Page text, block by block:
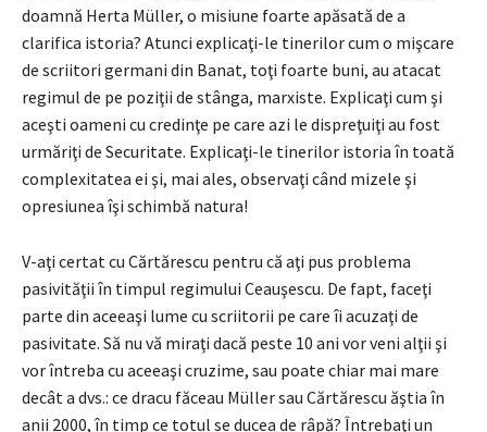
doamnă Herta Müller, o misiune foarte apăsată de a
clarifica istoria? Atunci explicaţi-le tinerilor cum o mişcare
de scriitori germani din Banat, toţi foarte buni, au atacat
regimul de pe poziţii de stânga, marxiste. Explicaţi cum şi
aceşti oameni cu credinţe pe care azi le dispreţuiţi au fost
urmăriţi de Securitate. Explicaţi-le tinerilor istoria în toată
complexitatea ei şi, mai ales, observaţi când mizele şi
opresiunea îşi schimbă natura!
V-aţi certat cu Cărtărescu pentru că aţi pus problema
pasivităţii în timpul regimului Ceauşescu. De fapt, faceţi
parte din aceeaşi lume cu scriitorii pe care îi acuzaţi de
pasivitate. Să nu vă miraţi dacă peste 10 ani vor veni alţii şi
vor întreba cu aceeaşi cruzime, sau poate chiar mai mare
decât a dvs.: ce dracu făceau Müller sau Cărtărescu ăştia în
anii 2000, în timp ce totul se ducea de râpă? Întrebaţi un